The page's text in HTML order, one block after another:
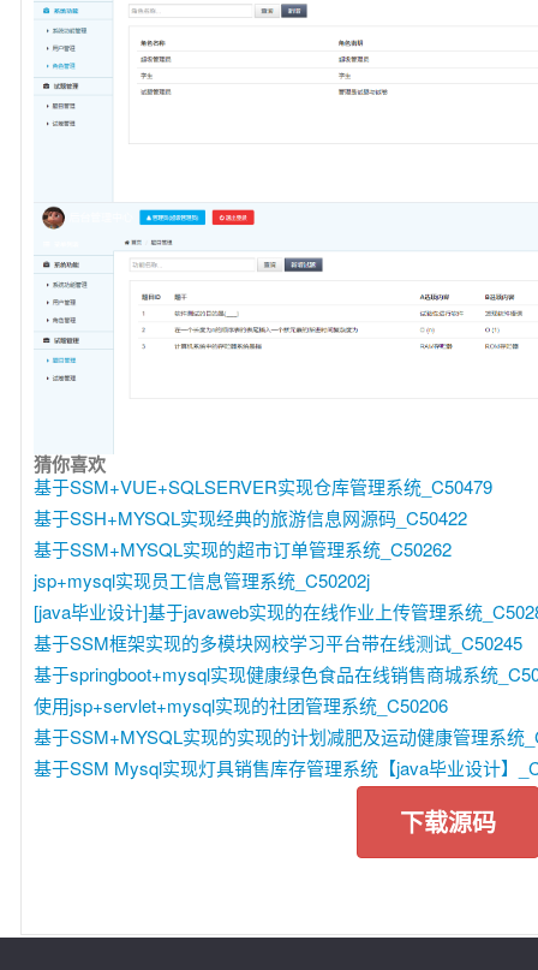
猜你喜欢
基于SSM+VUE+SQLSERVER实现仓库管理系统_C50479
基于SSH+MYSQL实现经典的旅游信息网源码_C50422
基于SSM+MYSQL实现的超市订单管理系统_C50262
jsp+mysql实现员工信息管理系统_C50202j
[java毕业设计]基于javaweb实现的在线作业上传管理系统
基于SSM框架实现的多模块网校学习平台带在线测试_C50245
基于springboot+mysql实现健康绿色食品在线销售商城系统
使用jsp+servlet+mysql实现的社团管理系统_C50206
基于SSM+MYSQL实现的实现的计划减肥及运动健康管理系统
基于SSM Mysql实现灯具销售库存管理系统【java毕业设计】
下载源码